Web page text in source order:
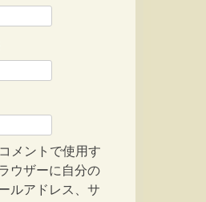
メントで使用す
ウザーに自分の
ルアドレス、サ